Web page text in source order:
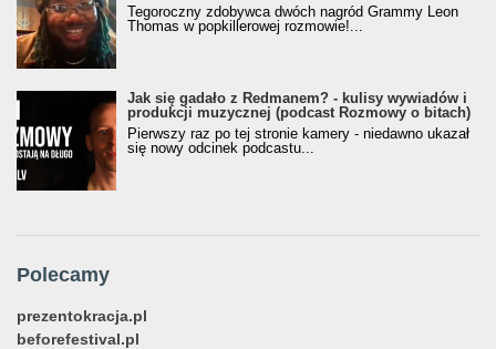
Tegoroczny zdobywca dwóch nagród Grammy Leon
Thomas w popkillerowej rozmowie!...
Jak się gadało z Redmanem? - kulisy wywiadów i
produkcji muzycznej (podcast Rozmowy o bitach)
Pierwszy raz po tej stronie kamery - niedawno ukazał
się nowy odcinek podcastu...
Polecamy
prezentokracja.pl
beforefestival.pl